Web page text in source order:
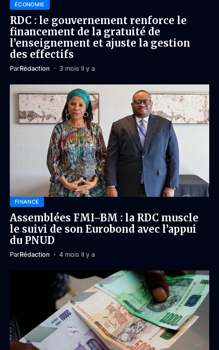
ÉCONOMIE
RDC : le gouvernement renforce le
financement de la gratuité de
l’enseignement et ajuste la gestion
des effectifs
ParRédaction 3 mois Il y a
FINANCE
Assemblées FMI–BM : la RDC muscle
le suivi de son Eurobond avec l’appui
du PNUD
ParRédaction 4 mois Il y a